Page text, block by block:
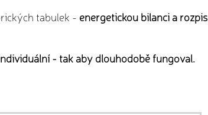
tabulek - energetickou bilanci a rozpis
- tak aby dlouhodobě fungoval.